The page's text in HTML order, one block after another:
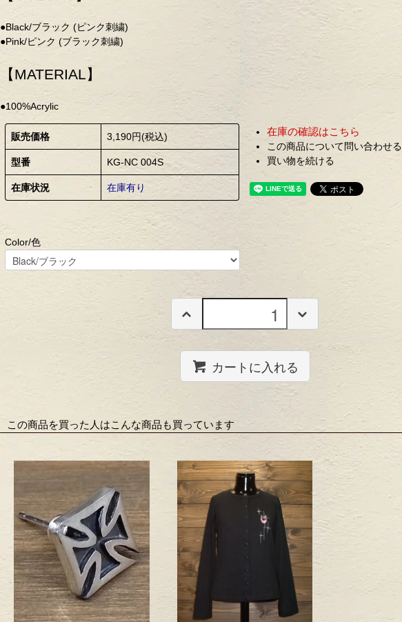
●Black/ブラック (ピンク刺繍)
●Pink/ピンク (ブラック刺繍)
【MATERIAL】
●100%Acrylic
販売価格 3,190円(税込)
型番 KG-NC 004S
在庫状況 在庫有り
在庫の確認はこちら
この商品について問い合わせる
買い物を続ける
Color/色
カートに入れる
この商品を買った人はこんな商品も買っています